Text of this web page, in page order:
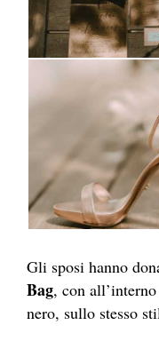
Gli sposi hanno
Bag, con
nero, sullo stesso